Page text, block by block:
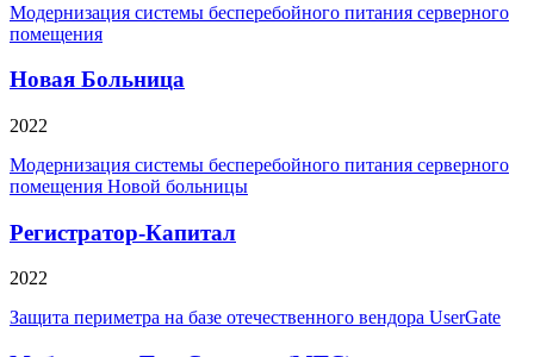
Модернизация системы бесперебойного питания серверного
помещения
Новая Больница
2022
Модернизация системы бесперебойного питания серверного
помещения Новой больницы
Регистратор-Капитал
2022
Защита периметра на базе отечественного вендора UserGate